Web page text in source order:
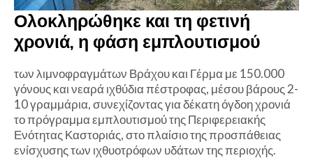
Ολοκληρώθηκε και τη φετινή
χρονιά, η φάση εμπλουτισμού
των λιμνοφραγμάτων Βράχου και Γέρμα με 150.000
γόνους και νεαρά ιχθύδια πέστροφας, μέσου βάρους 2-
10 γραμμάρια, συνεχίζοντας για δέκατη όγδοη χρονιά
το πρόγραμμα εμπλουτισμού της Περιφερειακής
Ενότητας Καστοριάς, στο πλαίσιο της προσπάθειας
ενίσχυσης των ιχθυοτρόφων υδάτων της περιοχής.